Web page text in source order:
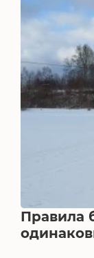
Правила